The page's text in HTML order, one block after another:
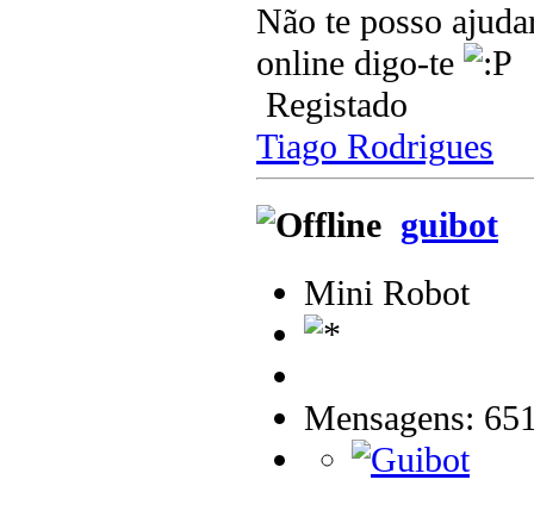
Não te posso
online digo-te
Registado
Tiago Rodrigues
guibot
Mini Robot
Mensagens: